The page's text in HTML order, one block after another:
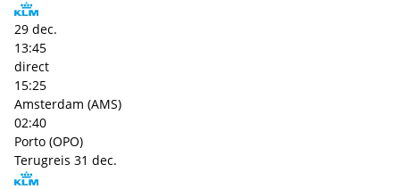
29 dec.
13:45
direct
15:25
Amsterdam (AMS)
02:40
Porto (OPO)
Terugreis 31 dec.